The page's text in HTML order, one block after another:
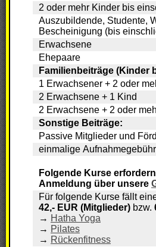
2 oder mehr Kinder bis
Auszubildende, Studente,
Bescheinigung (bis
Erwachsene
Ehepaare
Familienbeiträge (Kinder
1 Erwachsener + 2 oder
2 Erwachsene + 1 Kind
2 Erwachsene + 2 oder
Sonstige Beiträge:
Passive Mitglieder und
einmalige
Folgende Kurse erfordern eine
Anmeldung über unsere
Für folgende Kurse fällt
42,- EUR (Mitglieder) bzw.
→ Hatha Yoga
→ Pilates
→ Rückenfitness